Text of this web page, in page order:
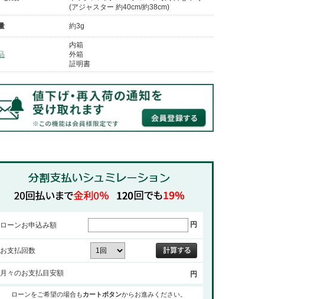
(アジャスター 約40cm/約38cm)
約3g
内箱
外箱
証明書
ローンお申込み額 円
お支払回数
月々のお支払目安額 円
ローンをご希望の場合もカートボタンからお進みください。